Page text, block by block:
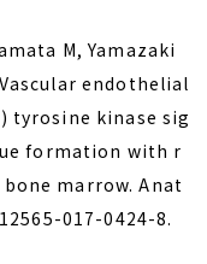
M, Yamazaki
endothelial
tyrosine kinase sig
formation with r
marrow. Anat
017-0424-8.